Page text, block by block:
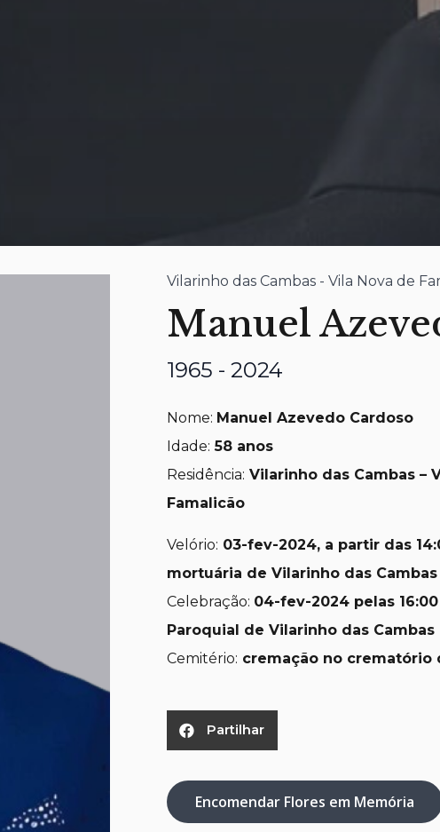
Vilarinho das Cambas - Vila Nova de
Manuel
1965 - 2024
Nome: Manuel Azevedo Cardoso
Idade: 58 anos
Residência: Vilarinho das Cambas –
Famalicão
Velório: 03-fev-2024, a partir das
mortuária de Vilarinho das Cambas
Celebração: 04-fev-2024 pelas
Paroquial de Vilarinho das Cambas
Cemitério: cremação no crematório
Partilhar
Encomendar Flores em Memória